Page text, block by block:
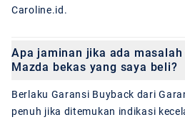
Caroline.id.
Apa jaminan jika ada
Mazda bekas yang saya beli?
Berlaku Garansi Buyback dari
penuh jika ditemukan indikasi